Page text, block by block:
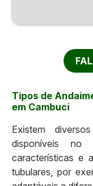
Tipos de
em Cambuci
Existem
disponíveis
características e
tubulares, por